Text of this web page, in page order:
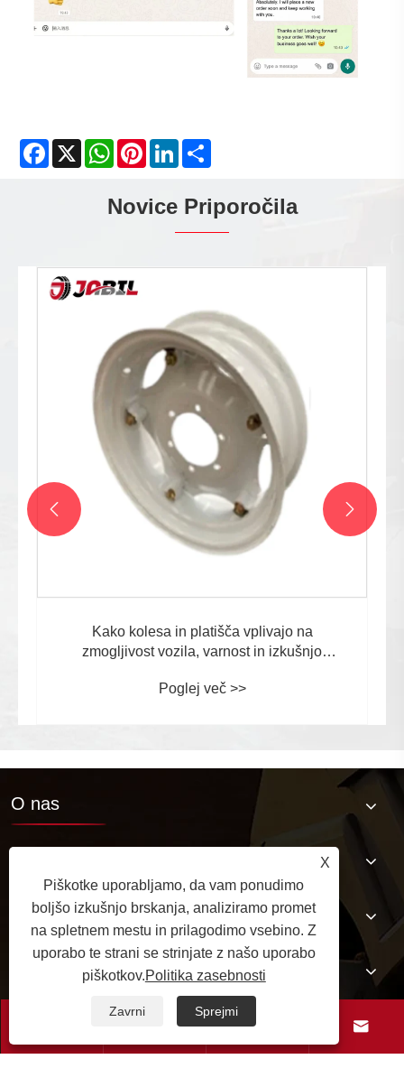
Facebook
X WhatsApp
PinterestLinkedIn
Novice Priporočila
Katera so najboljša poprodajna kolesa za
zmogljivost
Poglej več >>
 
O nas
Baza znanja o pnevmatikah
Kontaktiraj nas
 
X
Piškotke uporabljamo, da vam ponudimo
boljšo izkušnjo brskanja, analiziramo promet
na spletnem mestu in prilagodimo vsebino. Z
uporabo te strani se strinjate z našo uporabo
piškotkov.Politika zasebnosti
Zavrni Sprejmi